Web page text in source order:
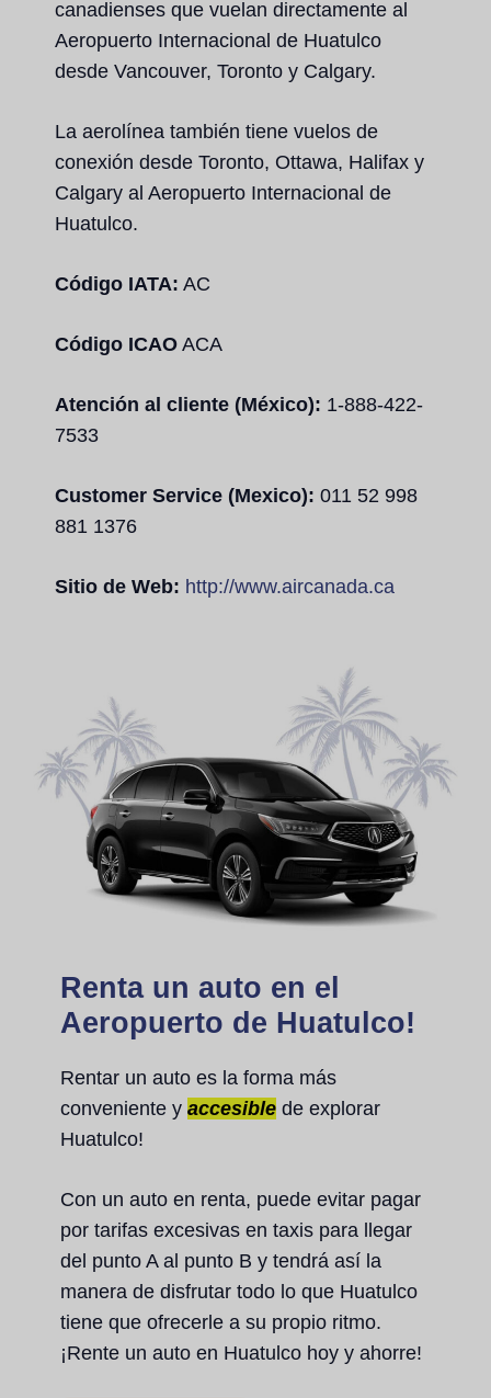
canadienses que vuelan directamente al
Aeropuerto Internacional de Huatulco
desde Vancouver, Toronto y Calgary.
La aerolínea también tiene vuelos de
conexión desde Toronto, Ottawa, Halifax y
Calgary al Aeropuerto Internacional de
Huatulco.
Código IATA: AC
Código ICAO ACA
Atención al cliente (México): 1-888-422-
7533
Customer Service (Mexico): 011 52 998
881 1376
Sitio de Web: http://www.aircanada.ca
Renta un auto en el
Aeropuerto de Huatulco!
Rentar un auto es la forma más
conveniente y accesible de explorar
Huatulco!
Con un auto en renta, puede evitar pagar
por tarifas excesivas en taxis para llegar
del punto A al punto B y tendrá así la
manera de disfrutar todo lo que Huatulco
tiene que ofrecerle a su propio ritmo.
¡Rente un auto en Huatulco hoy y ahorre!